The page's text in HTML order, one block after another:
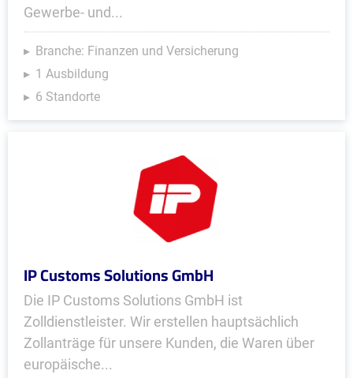
Gewerbe- und...
Branche: Finanzen und Versicherung
1 Ausbildung
6 Standorte
IP Customs Solutions GmbH
Die IP Customs Solutions GmbH ist
Zolldienstleister. Wir erstellen hauptsächlich
Zollanträge für unsere Kunden, die Waren über
europäische...